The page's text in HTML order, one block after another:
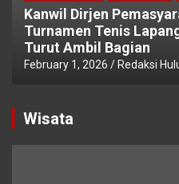
Kanwil Dirjen
Turnamen Tenis
Turut Ambil Bagian
February 1, 2026 Redaksi
Wisata